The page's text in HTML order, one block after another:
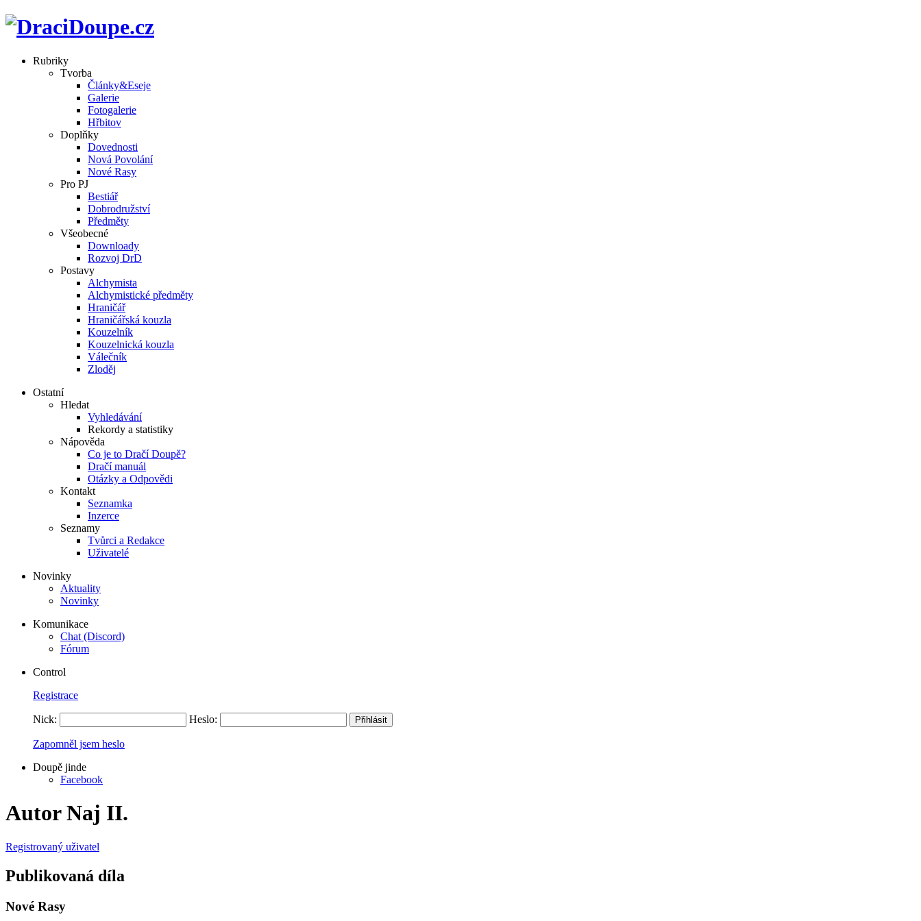
Rubriky
Tvorba
Články&Eseje
Galerie
Fotogalerie
Hřbitov
Doplňky
Dovednosti
Nová Povolání
Nové Rasy
Pro PJ
Bestiář
Dobrodružství
Předměty
Všeobecné
Downloady
Rozvoj DrD
Postavy
Alchymista
Alchymistické předměty
Hraničář
Hraničářská kouzla
Kouzelník
Kouzelnická kouzla
Válečník
Zloděj
Ostatní
Hledat
Vyhledávání
Rekordy a statistiky
Nápověda
Co je to Dračí Doupě?
Dračí manuál
Otázky a Odpovědi
Kontakt
Seznamka
Inzerce
Seznamy
Tvůrci a Redakce
Uživatelé
Novinky
Aktuality
Novinky
Komunikace
Chat (Discord)
Fórum
Control
Registrace
Nick: Heslo:
Zapomněl jsem heslo
Doupě jinde
Facebook
Autor Naj II.
Registrovaný uživatel
Publikovaná díla
Nové Rasy